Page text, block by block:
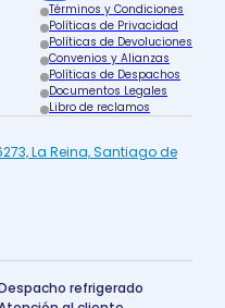
Términos y Condiciones
Políticas de Privacidad
Políticas de Devoluciones
Convenios y Alianzas
Políticas de Despachos
Documentos Legales
Libro de reclamos
La Reina, Santiago de
refrigerado